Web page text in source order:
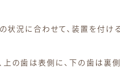
状況に合わせて、装置を付け
の歯は表側に、下の歯は裏